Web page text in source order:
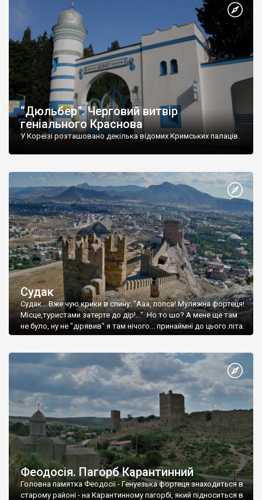
“Дюльбер”. Черговий витвір
геніального Краснова
У Кореїзі розташовано декілька відомих Кримських палаців.
Судак
Судак... Вже чую крики в спину: "Ааа, попса! Муляжна фортеця!
Місце,туристами затерте до дір!..." Но то шо? А мене ще там
не було, ну не "дірявив" я там нічого... принаймні до цього літа.
Феодосія. Пагорб Карантинний
Головна памятка Феодосії - Генуезька фортеця знаходиться в
старому районі - на Карантинному пагорбі, який підноситься в